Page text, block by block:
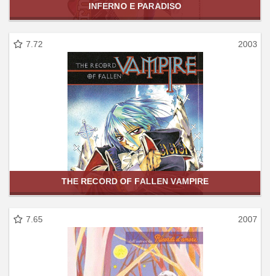
INFERNO E PARADISO
7.72 2003
THE RECORD OF FALLEN VAMPIRE
7.65 2007